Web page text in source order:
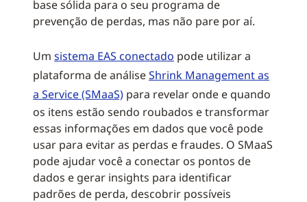
base sólida para o seu programa de
prevenção de perdas, mas não pare por aí.
Um sistema EAS conectado pode utilizar a
plataforma de análiseShrink Management as
a Service (SMaaS) para revelar onde e quando
os itens estão sendo roubados e transformar
essas informações em dados que você pode
usar para evitar as perdas e fraudes. O SMaaS
pode ajudar você a conectar os pontos de
dados e gerar insights para identificar
padrões de perda, descobrir possíveis